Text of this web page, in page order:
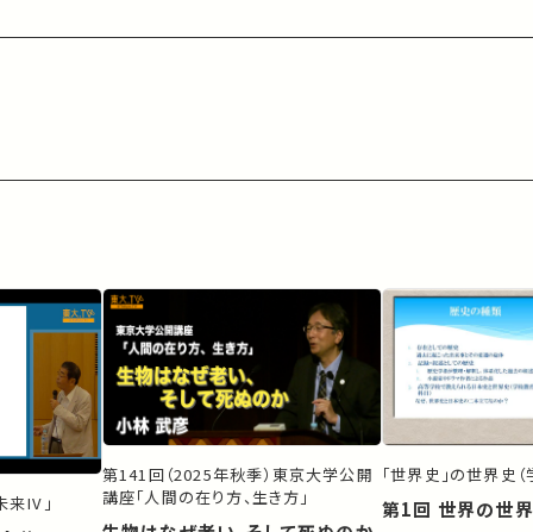
来IV」
第141回（2025年秋季）東京大学公開
講座「人間の在り方、生き方」
「世界史」の世界史
第1回 世界の世